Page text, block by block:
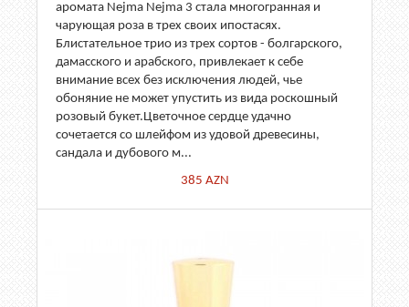
аромата Nejma Nejma 3 стала многогранная и
чарующая роза в трех своих ипостасях.
Блистательное трио из трех сортов - болгарского,
дамасского и арабского, привлекает к себе
внимание всех без исключения людей, чье
обоняние не может упустить из вида роскошный
розовый букет.Цветочное сердце удачно
сочетается со шлейфом из удовой древесины,
сандала и дубового м...
385 AZN